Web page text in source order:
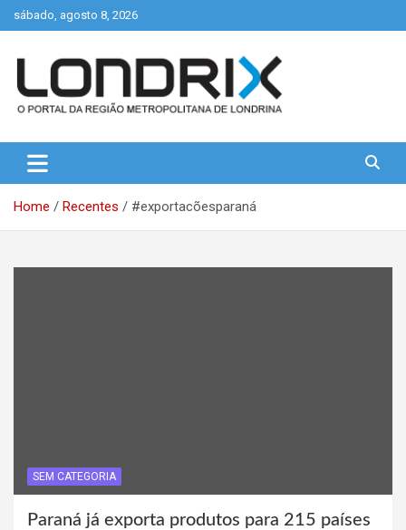
Skip
to
sábado, agosto 8, 2026
Londrix
Home Recentes #exportacõesparaná
SEM CATEGORIA
Paraná já exporta produtos para 215 países